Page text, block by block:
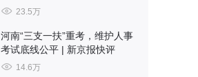
23.5万
河南“三支一扶”重考，维护人事
考试底线公平 | 新京报快评
14.6万